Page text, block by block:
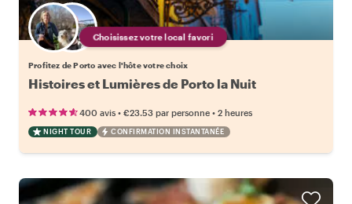
Choisissez votre local favori
Profitez de Porto avec l'hôte votre choix
Histoires et Lumières de Porto la Nuit
400 avis • €23.53 par personne • 2 heures
NIGHT TOUR CONFIRMATION INSTANTANÉE